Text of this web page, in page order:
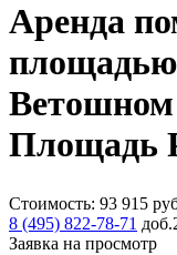
Аренда
Ветошном
Площадь
Стоимость: 93 915
8 (495) 822-78-71
Заявка на просмотр